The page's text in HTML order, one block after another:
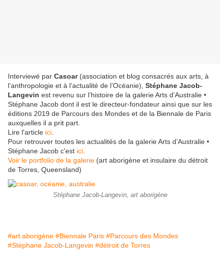
Interviewé par Casoar(association et blog consacrés aux arts, à
l’anthropologie et à l’actualité de l’Océanie), Stéphane Jacob-
Langevin est revenu sur l’histoire de la galerie Arts d’Australie •
Stéphane Jacob dont il est le directeur-fondateur ainsi que sur les
éditions 2019 de Parcours des Mondes et de la Biennale de Paris
auxquelles il a prit part.
Lire l'article ici
Pour retrouver toutes les actualités de la galerie Arts d’Australie •
Stéphane Jacob c'est ici
Voir le portfolio de la galerie (art aborigène et insulaire du détroit
de Torres, Queensland)
Stéphane Jacob-Langevin, art aborigène
#art aborigène #Biennale Paris #Parcours des Mondes
#Stéphane Jacob-Langevin #détroit de Torres